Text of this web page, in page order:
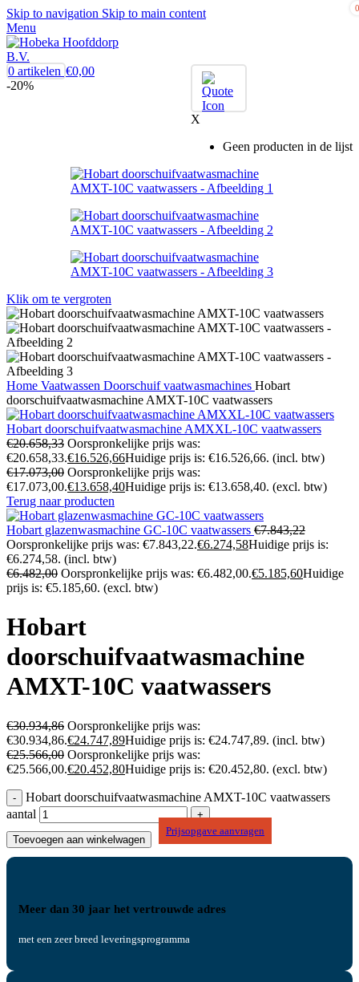
Skip to navigation Skip to main content
Menu
0
X
Geen producten in de lijst
0 artikelen €0,00
-20%
Klik om te vergroten
Home Vaatwassen Doorschuif vaatwasmachines Hobart
doorschuifvaatwasmachine AMXT-10C vaatwassers
Hobart doorschuifvaatwasmachine AMXXL-10C vaatwassers
€20.658,33 Oorspronkelijke prijs was:
€20.658,33.€16.526,66Huidige prijs is: €16.526,66. (incl. btw)
€17.073,00 Oorspronkelijke prijs was:
€17.073,00.€13.658,40Huidige prijs is: €13.658,40. (excl. btw)
Terug naar producten
Hobart glazenwasmachine GC-10C vaatwassers €7.843,22
Oorspronkelijke prijs was: €7.843,22.€6.274,58Huidige prijs is:
€6.274,58. (incl. btw)
€6.482,00 Oorspronkelijke prijs was: €6.482,00.€5.185,60Huidige
prijs is: €5.185,60. (excl. btw)
Hobart
doorschuifvaatwasmachine
AMXT-10C vaatwassers
€30.934,86 Oorspronkelijke prijs was:
€30.934,86.€24.747,89Huidige prijs is: €24.747,89. (incl. btw)
€25.566,00 Oorspronkelijke prijs was:
€25.566,00.€20.452,80Huidige prijs is: €20.452,80. (excl. btw)
Hobart doorschuifvaatwasmachine AMXT-10C vaatwassers
aantal
Toevoegen aan winkelwagen
Prijsopgave aanvragen
Meer dan 30 jaar het vertrouwde adres
met een zeer breed leveringsprogramma